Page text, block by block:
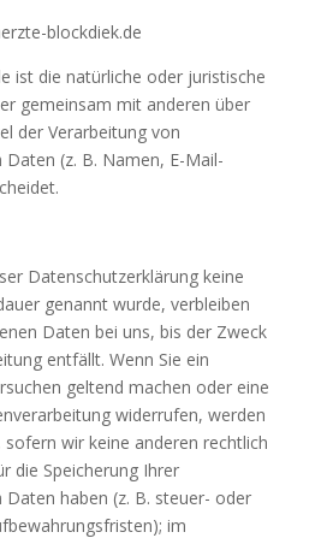
blockdiek.de
ist die natürliche oder juristische
gemeinsam mit anderen über
der Verarbeitung von
(z. B. Namen, E-Mail-
Datenschutzerklärung keine
genannt wurde, verbleiben
Daten bei uns, bis der Zweck
entfällt. Wenn Sie ein
geltend machen oder eine
widerrufen, werden
wir keine anderen rechtlich
die Speicherung Ihrer
haben (z. B. steuer- oder
im